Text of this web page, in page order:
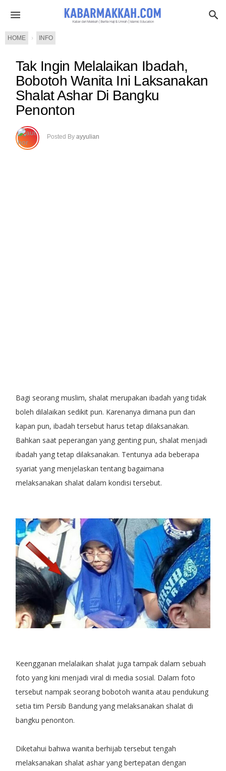
HOME › INFO
Tak Ingin Melalaikan Ibadah,
Bobotoh Wanita Ini Laksanakan
Shalat Ashar Di Bangku
Penonton
Posted By ayyulian
Bagi seorang muslim, shalat merupakan ibadah yang tidak
boleh dilalaikan sedikit pun. Karenanya dimana pun dan
kapan pun, ibadah tersebut harus tetap dilaksanakan.
Bahkan saat peperangan yang genting pun, shalat menjadi
ibadah yang tetap dilaksanakan. Tentunya ada beberapa
syariat yang menjelaskan tentang bagaimana
melaksanakan shalat dalam kondisi tersebut.
Keengganan melalaikan shalat juga tampak dalam sebuah
foto yang kini menjadi viral di media sosial. Dalam foto
tersebut nampak seorang bobotoh wanita atau pendukung
setia tim Persib Bandung yang melaksanakan shalat di
bangku penonton.
Diketahui bahwa wanita berhijab tersebut tengah
melaksanakan shalat ashar yang bertepatan dengan